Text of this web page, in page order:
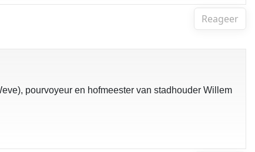
Reageer
pourvoyeur en hofmeester van stadhouder Willem